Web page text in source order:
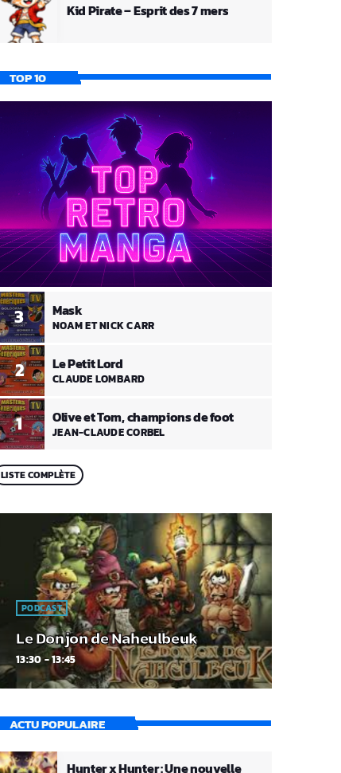
Kid Pirate – Esprit des 7 mers
TOP 10
1 Olive et Tom, champions de foot
JEAN-CLAUDE CORBEL
2 Le Petit Lord
CLAUDE LOMBARD
3 Mask
NOAM ET NICK CARR
LISTE COMPLÈTE
PODCAST
Le Donjon de Naheulbeuk
13:30 - 13:45
ACTU POPULAIRE
Hunter x Hunter : Une nouvelle